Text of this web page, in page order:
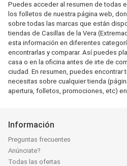
Puedes acceder al resumen de todas
los folletos de nuestra página web,
sobre todas las marcas que están
tiendas de Casillas de la Vera
esta información en diferentes
encontrarlas y comparar. Así puedes
casa o en la oficina antes de irte de
ciudad. En resumen, puedes encontrar
necesitas sobre cualquier tienda
apertura, folletos, promociones, etc)
Información
Preguntas frecuentes
Anúnciate?
Todas las ofertas